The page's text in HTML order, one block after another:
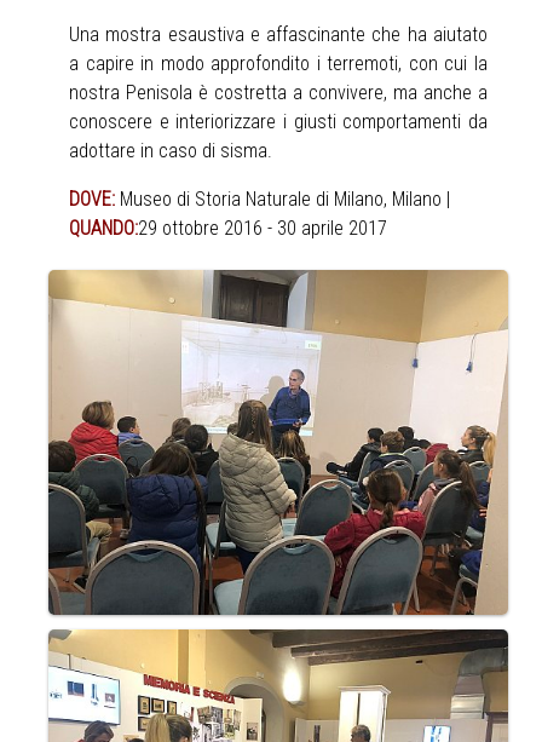
Una mostra esaustiva e affascinante che ha aiutato
a capire in modo approfondito i terremoti, con cui la
nostra Penisola è costretta a convivere, ma anche a
conoscere e interiorizzare i giusti comportamenti da
adottare in caso di sisma.
DOVE: Museo di Storia Naturale di Milano, Milano
QUANDO:29 ottobre 2016 - 30 aprile 2017